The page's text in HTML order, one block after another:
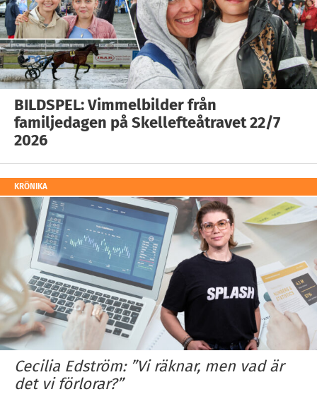
BILDSPEL: Vimmelbilder från
familjedagen på Skellefteåtravet 22/7
2026
KRÖNIKA
Cecilia Edström: ”Vi räknar, men vad är
det vi förlorar?”